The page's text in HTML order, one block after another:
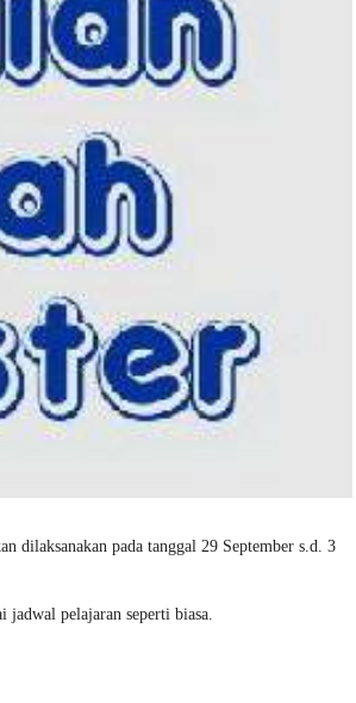
dilaksanakan pada tanggal 29 September s.d. 3
jadwal pelajaran seperti biasa.